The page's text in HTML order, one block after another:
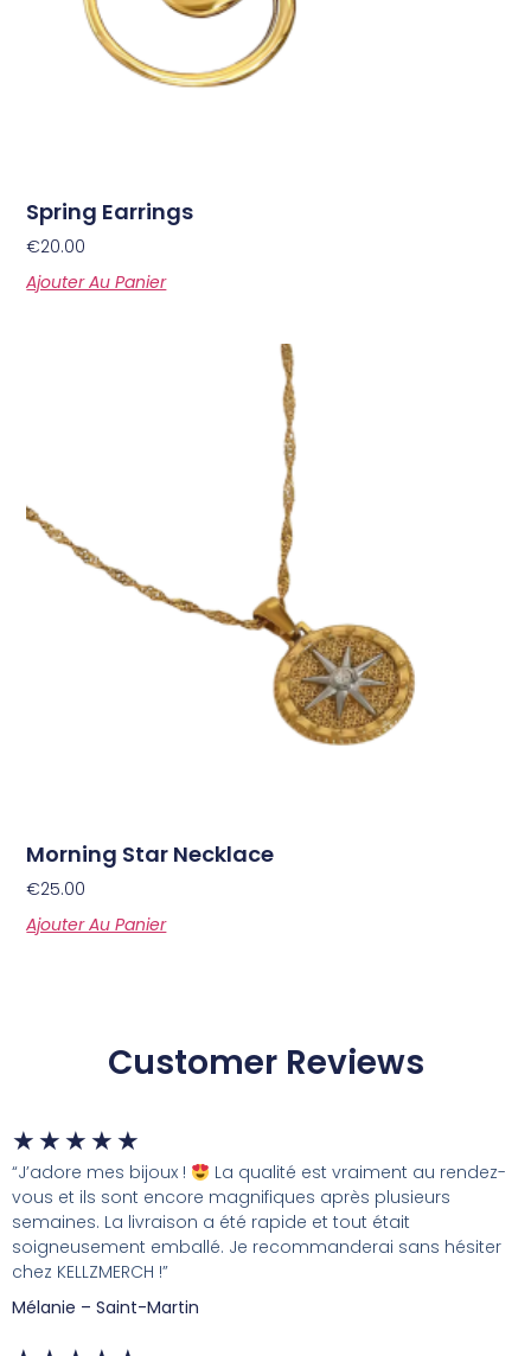
Spring Earrings
€20.00
Ajouter Au Panier
Morning Star Necklace
€25.00
Ajouter Au Panier
Customer Reviews
★ ★ ★ ★ ★
“J’adore mes bijoux !
La qualité est vraiment au rendez-
vous et ils sont encore magnifiques après plusieurs
semaines. La livraison a été rapide et tout était
soigneusement emballé. Je recommanderai sans hésiter
chez KELLZMERCH !”
Mélanie – Saint-Martin